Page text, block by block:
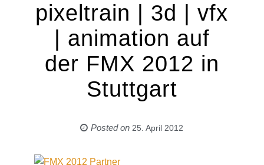
pixeltrain | 3d | vfx
| animation auf
der FMX 2012 in
Stuttgart
Posted on 25. April 2012